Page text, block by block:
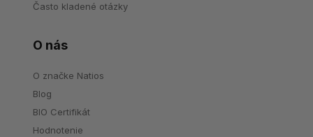
Často kladené otázky
O nás
O značke Natios
Blog
BIO Certifikát
Hodnotenie